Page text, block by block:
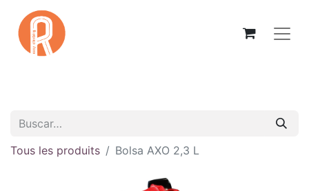
Tous les produits Bolsa AXO 2,3 L